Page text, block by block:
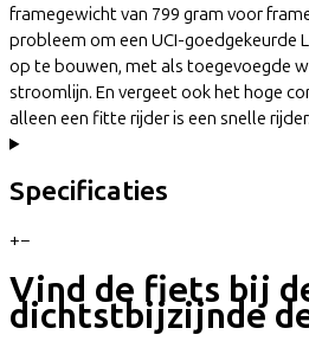
framegewicht van 799 gram voor
probleem om een UCI-goedgekeurde
op te bouwen, met als toegevoegde
stroomlijn. En vergeet ook het hoge
alleen een fitte rijder is een snelle rijder.
Specificaties
+−
Vind de fiets bij
dichtstbijzijnde